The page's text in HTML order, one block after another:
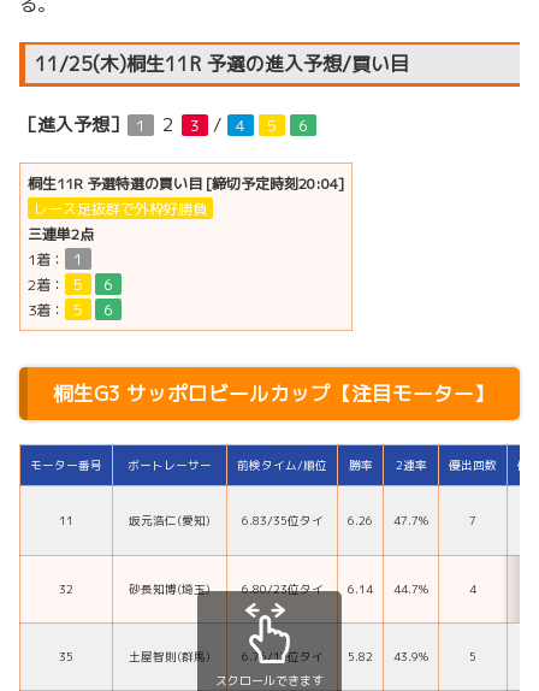
11/25(木)桐生11R 予選の進入予想/買い目
［進入予想］ １ ２ ３ / ４ ５ ６
桐生11R 予選特選の買い目 [締切予定時刻20:04]
レース足抜群で外枠好勝負
三連単2点
1着：
１
2着：
５
６
3着：
５ ６
桐生G3 サッポロビールカップ【注目モーター】
モーター番号 ボートレーサー 前検タイム/順位 勝率 2連率 優出回数 優
11 坂元浩仁(愛知) 6.83/35位タイ 6.26 47.7% 7
32 砂長知博(埼玉) 6.80/23位タイ 6.14 44.7% 4
35 土屋智則(群馬) 6.76/12位タイ 5.82 43.9% 5
スクロールできます